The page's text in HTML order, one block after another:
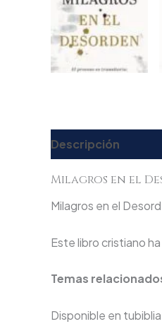
Descripción
Milagros en el
Milagros en el
Este libro cristiano
Temas
Disponible en